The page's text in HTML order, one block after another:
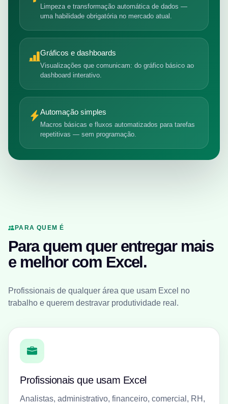
Limpeza e transformação automática de dados —
uma habilidade obrigatória no mercado atual.
Gráficos e dashboards
Visualizações que comunicam: do gráfico básico ao
dashboard interativo.
Automação simples
Macros básicas e fluxos automatizados para tarefas
repetitivas — sem programação.
PARA QUEM É
Para quem quer entregar mais
e melhor com Excel.
Profissionais de qualquer área que usam Excel no
trabalho e querem destravar produtividade real.
Profissionais que usam Excel
Analistas, administrativo, financeiro, comercial, RH,